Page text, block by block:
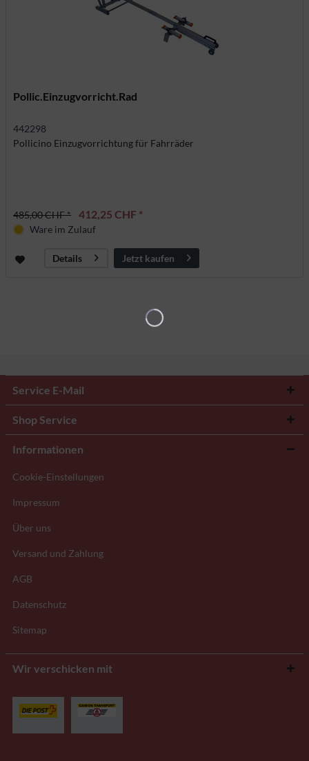
Pollic.Einzugvorricht.Rad
442298
Pollicino Einzugvorrichtung für Fahrräder
485,00 CHF * 412,25 CHF *
Ware im Zulauf
Details Jetzt kaufen
Service E-Mail
Shop Service
Informationen
Cookie-Einstellungen
Impressum
Über uns
Versand und Zahlung
AGB
Datenschutz
Sitemap
Wir verschicken mit